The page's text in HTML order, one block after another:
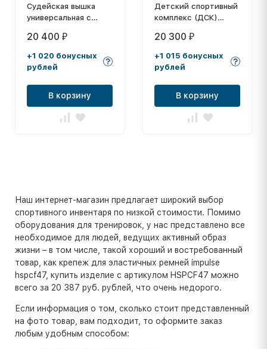
Судейская вышка
универсальная с
20 400 ₽
+1 020 бонусных
рублей
В корзину
Детский спортивный
комплекс (ДСК)
желтый
20 300 ₽
+1 015 бонусных
рублей
В корзину
Наш интернет-магазин предлагает широкий выбор
спортивного инвентаря по низкой стоимости. Помимо
оборудования для тренировок, у нас представлено все
необходимое для людей, ведущих активный образ
жизни – в том числе, такой хороший и востребованный
товар, как крепеж для эластичных ремней impulse
hspcf47, купить изделие с артикулом HSPCF47 можно
всего за 20 387 руб. рублей, что очень недорого.
Если информация о том, сколько стоит представленный
на фото товар, вам подходит, то оформите заказ
любым удобным способом: